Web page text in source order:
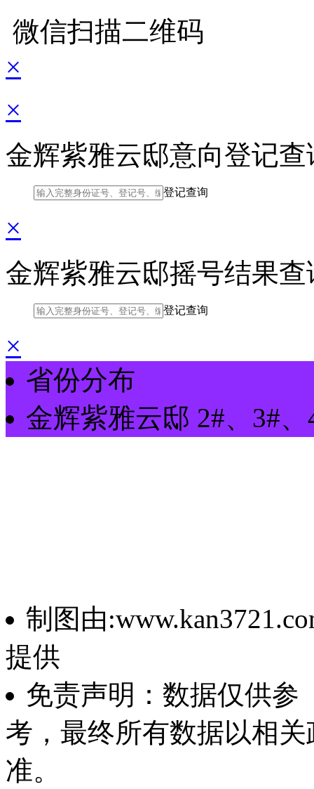
微信扫描二维码
×
×
金辉紫雅云邸意向登记查
登记查询
×
金辉紫雅云邸摇号结果查
登记查询
×
省份分布
金辉紫雅云邸 2#、3#、
制图由
提供
免责声明：数据仅供参
考，最终所有数据以相
准。